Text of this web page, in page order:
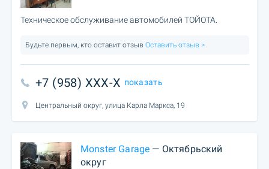
Техническое обслуживание автомобилей ТОЙОТА.
Будьте первым, кто оставит отзыв Оставить отзыв >
+7 (958) XXX-X показать
Центральный округ, улица Карла Маркса, 19
Monster Garage — Октябрьский
округ